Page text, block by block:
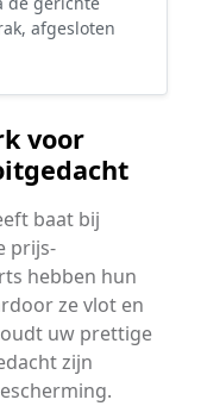
afgesloten
voor
baat bij
prijs-
hebben hun
ze vlot en
uw prettige
zijn